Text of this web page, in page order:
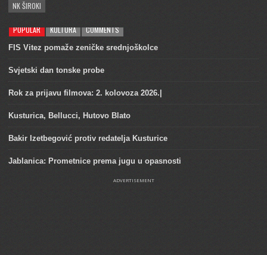
NK ŠIROKI
POPULAR KULTURA COMMENTS
FIS Vitez pomaže zeničke srednjoškolce
Svjetski dan tonske probe
Rok za prijavu filmova: 2. kolovoza 2026.|
Kusturica, Bellucci, Hutovo Blato
Bakir Izetbegović protiv redatelja Kusturice
Jablanica: Prometnice prema jugu u opasnosti
ADVERTISEMENT